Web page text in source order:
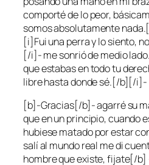
comporté de lo peor,
somos absolutamente
[i]Fui una perra y lo siento,
[/i]- me sonrió de medio
que estabas en todo tu
libre hasta donde sé.[/b][/i]-
[b]-Gracias[/b]- agarré su
que en un principio, cuando
hubiese matado por estar
salí al mundo real me di
hombre que existe, fijate[/